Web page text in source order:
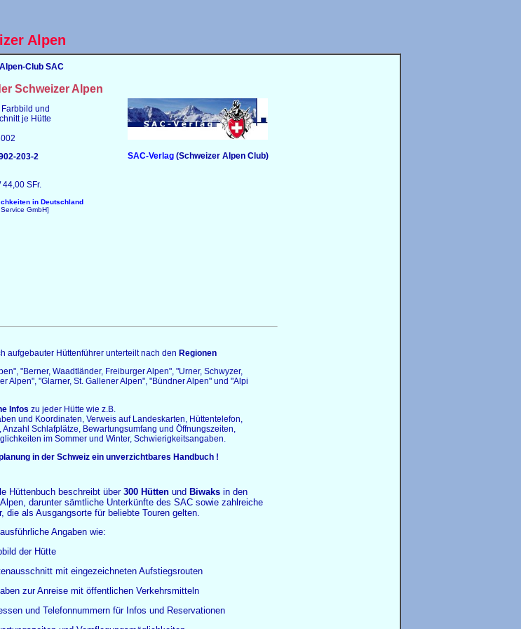
Alpen
Club SAC
Schweizer Alpen
und
je Hütte
203-2
SFr.
in Deutschland
GmbH]
SAC-Verlag (Schweizer Alpen Club)
aufgebauter Hüttenführer unterteilt nach den Regionen
"Berner, Waadtländer, Freiburger Alpen", "Urner, Schwyzer,
Alpen", "Glarner, St. Gallener Alpen", "Bündner Alpen" und "Alpi
Infos zu jeder Hütte wie z.B.
und Koordinaten, Verweis auf Landeskarten, Hüttentelefon,
Anzahl Schlafplätze, Bewartungsumfang und Öffnungszeiten,
im Sommer und Winter, Schwierigkeitsangaben.
in der Schweiz ein unverzichtbares Handbuch !
Hüttenbuch beschreibt über300 Hüttenund Biwaksin den
darunter sämtliche Unterkünfte des SAC sowie zahlreiche
die als Ausgangsorte für beliebte Touren gelten.
Angaben wie:
der Hütte
mit eingezeichneten Aufstiegsrouten
zur Anreise mit öffentlichen Verkehrsmitteln
und Telefonnummern für Infos und Reservationen